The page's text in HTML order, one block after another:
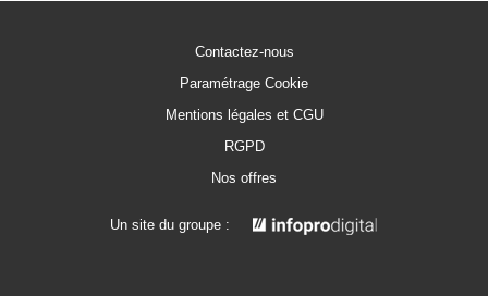
Contactez-nous
Paramétrage Cookie
Mentions légales et CGU
RGPD
Nos offres
Un site du groupe :